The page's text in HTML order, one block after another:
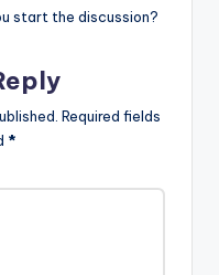
start the discussion?
Required fields
*